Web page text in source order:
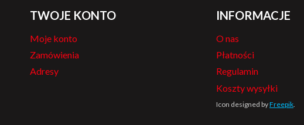
TWOJE KONTO
Moje konto
Zamówienia
Adresy
INFORMACJE
O nas
Płatności
Regulamin
Koszty wysyłki
Icon designed byFreepik.